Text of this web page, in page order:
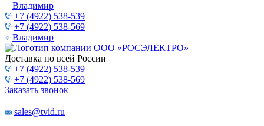
Владимир
+7 (4922) 538-539
+7 (4922) 538-569
Владимир
Доставка по всей России
+7 (4922) 538-539
+7 (4922) 538-569
Заказать звонок
sales@tvid.ru